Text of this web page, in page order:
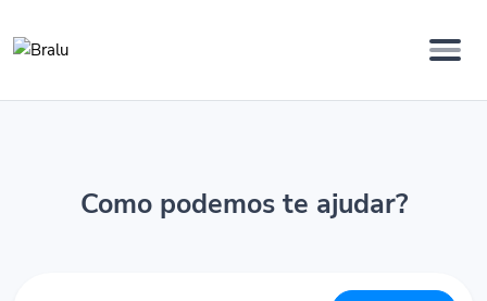
Como podemos te ajudar?